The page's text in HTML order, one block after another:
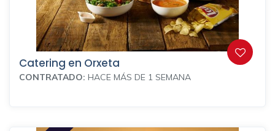
Catering en Orxeta
CONTRATADO: HACE MÁS DE 1 SEMANA